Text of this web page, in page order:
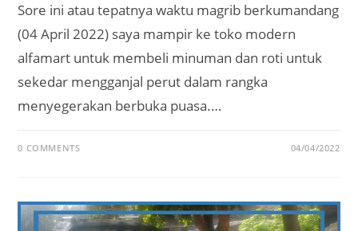
Sore ini atau tepatnya waktu magrib berkumandang
(04 April 2022) saya mampir ke toko modern
alfamart untuk membeli minuman dan roti untuk
sekedar mengganjal perut dalam rangka
menyegerakan berbuka puasa.…
0 COMMENTS 04/04/2022